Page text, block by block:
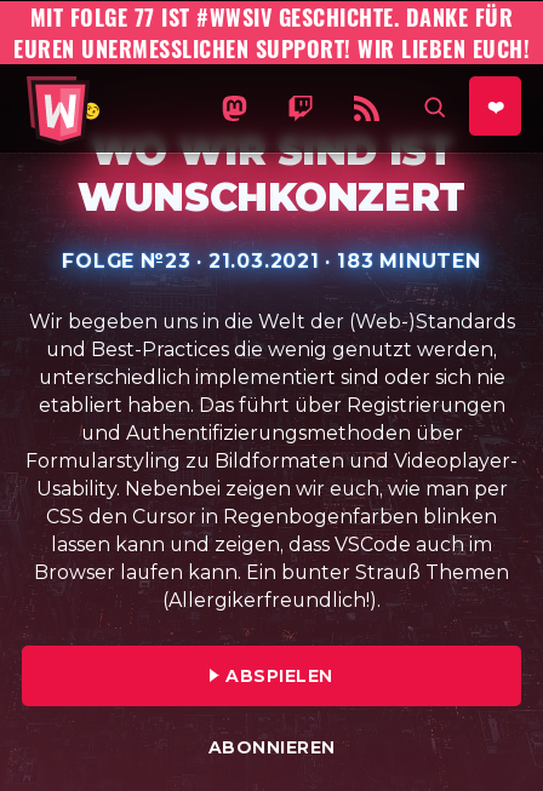
MIT FOLGE 77 IST #WWSIV GESCHICHTE. DANKE FÜR
EUREN UNERMESSLICHEN SUPPORT! WIR LIEBEN EUCH!
#WWSIV Homepage
WO WIR SIND IST VORNE AUF
WO WIR SIND IST VORNE
WO WIR SIND IST
AUF❤️
WO WIR SIND IST
WUNSCHKONZERT
FOLGE №23 · VERÖFFENTLICHT AM:
21.03.2021 ·SPIELZEIT:
183 MINUTEN
Wir begeben uns in die Welt der (Web-)Standards
und Best-Practices die wenig genutzt werden,
unterschiedlich implementiert sind oder sich nie
etabliert haben. Das führt über Registrierungen
und Authentifizierungsmethoden über
Formularstyling zu Bildformaten und Videoplayer-
Usability. Nebenbei zeigen wir euch, wie man per
CSS den Cursor in Regenbogenfarben blinken
lassen kann und zeigen, dass VSCode auch im
Browser laufen kann. Ein bunter Strauß Themen
(Allergikerfreundlich!).
FOLGE №23 · VERÖFFENTLICHT
ABSPIELEN
ABONNIEREN